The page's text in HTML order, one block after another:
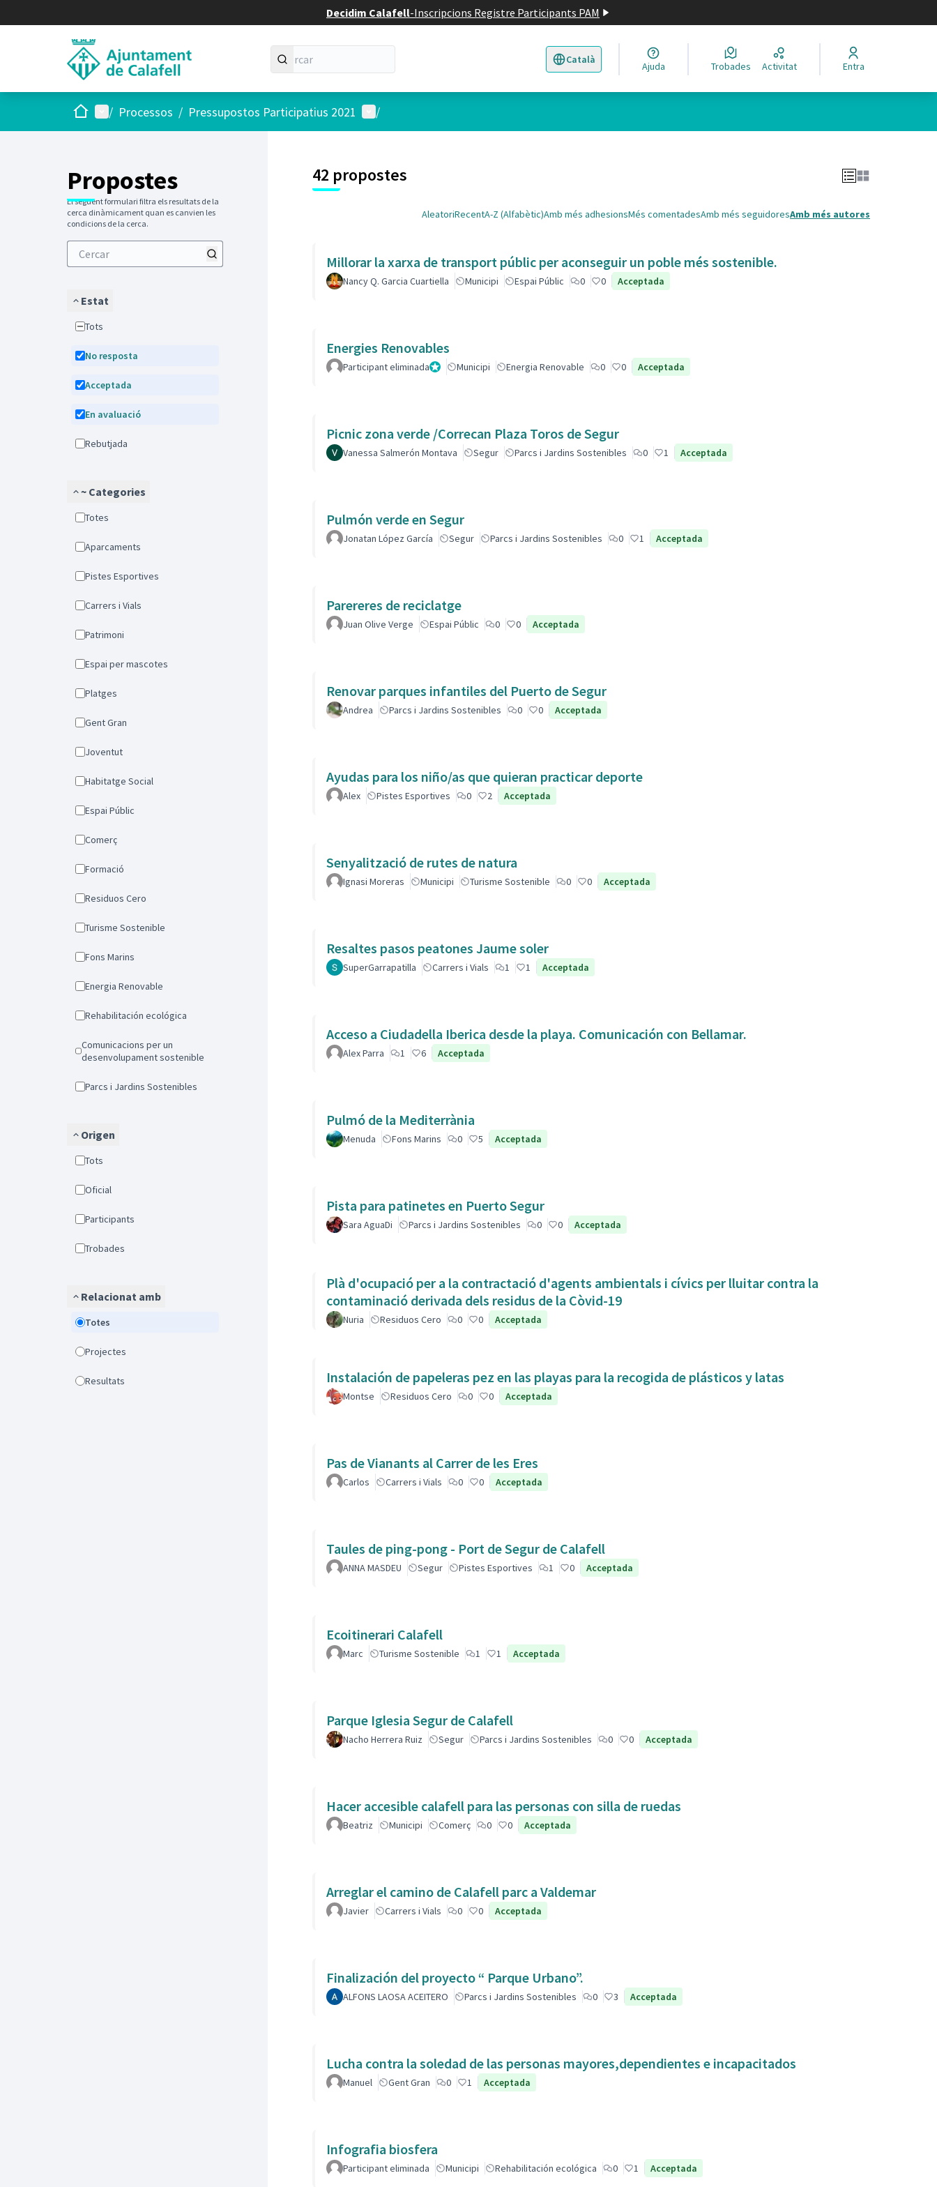
Decidim Calafell-Inscripcions Registre Participants PAM
Català
Triar la llengua Elegir el idioma
Ajuda Trobades Activitat Entra
Inici Menú principal
/ Processos / Pressupostos Participatius 2021 Menú d'usuari
/
Propostes
El següent formulari filtra els resultats de la
cerca dinàmicament quan es canvien les
condicions de la cerca.
Estat
Tots
No resposta
Acceptada
En avaluació
Rebutjada
~ Categories
Totes
Aparcaments
Pistes Esportives
Carrers i Vials
Patrimoni
Espai per mascotes
Platges
Gent Gran
Joventut
Habitatge Social
Espai Públic
Comerç
Formació
Residuos Cero
Turisme Sostenible
Fons Marins
Energia Renovable
Rehabilitación ecológica
Comunicacions per un
desenvolupament sostenible
Parcs i Jardins Sostenibles
Origen
Tots
Oficial
Participants
Trobades
Relacionat amb
Totes
Projectes
Resultats
42 propostes
AleatoriRecentA-Z (Alfabètic)Amb més adhesionsMés comentadesAmb més seguidoresAmb més autores
Millorar la xarxa de transport públic per aconseguir un poble més sostenible.
Nancy Q. Garcia Cuartiella Municipi Espai Públic 0 0 Acceptada
Energies Renovables
Participant eliminadaAdministrador
Municipi Energia Renovable 0 0 Acceptada
Picnic zona verde /Correcan Plaza Toros de Segur
Vanessa Salmerón Montava Segur Parcs i Jardins Sostenibles 0 1 Acceptada
Pulmón verde en Segur
Jonatan López García Segur Parcs i Jardins Sostenibles 0 1 Acceptada
Parereres de reciclatge
Juan Olive Verge Espai Públic 0 0 Acceptada
Renovar parques infantiles del Puerto de Segur
Andrea Parcs i Jardins Sostenibles 0 0 Acceptada
Ayudas para los niño/as que quieran practicar deporte
Alex Pistes Esportives 0 2 Acceptada
Senyalització de rutes de natura
Ignasi Moreras Municipi Turisme Sostenible 0 0 Acceptada
Resaltes pasos peatones Jaume soler
SuperGarrapatilla Carrers i Vials 1 1 Acceptada
Acceso a Ciudadella Iberica desde la playa. Comunicación con Bellamar.
Alex Parra 1 6 Acceptada
Pulmó de la Mediterrània
Menuda Fons Marins 0 5 Acceptada
Pista para patinetes en Puerto Segur
Sara AguaDi Parcs i Jardins Sostenibles 0 0 Acceptada
Plà d'ocupació per a la contractació d'agents ambientals i cívics per lluitar contra la
contaminació derivada dels residus de la Còvid-19
Nuria Residuos Cero 0 0 Acceptada
Instalación de papeleras pez en las playas para la recogida de plásticos y latas
Montse Residuos Cero 0 0 Acceptada
Pas de Vianants al Carrer de les Eres
Carlos Carrers i Vials 0 0 Acceptada
Taules de ping-pong - Port de Segur de Calafell
ANNA MASDEU Segur Pistes Esportives 1 0 Acceptada
Ecoitinerari Calafell
Marc Turisme Sostenible 1 1 Acceptada
Parque Iglesia Segur de Calafell
Nacho Herrera Ruiz Segur Parcs i Jardins Sostenibles 0 0 Acceptada
Hacer accesible calafell para las personas con silla de ruedas
Beatriz Municipi Comerç 0 0 Acceptada
Arreglar el camino de Calafell parc a Valdemar
Javier Carrers i Vials 0 0 Acceptada
Finalización del proyecto “ Parque Urbano”.
ALFONS LAOSA ACEITERO Parcs i Jardins Sostenibles 0 3 Acceptada
Lucha contra la soledad de las personas mayores,dependientes e incapacitados
Manuel Gent Gran 0 1 Acceptada
Infografia biosfera
Participant eliminada Municipi Rehabilitación ecológica 0 1 Acceptada